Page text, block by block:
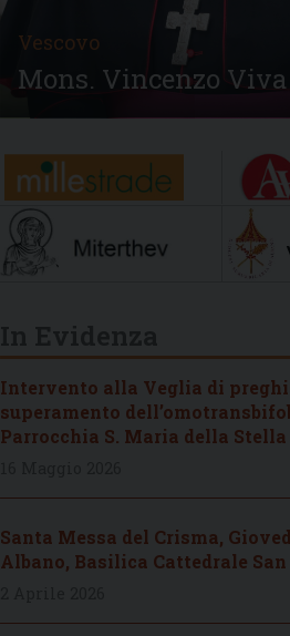
Vescovo
Mons. Vincenzo Viva
Intervento alla Veglia di
superamento
Parrocchia S. Maria della Stella
Santa Messa del Crisma,
Albano, Basilica Cattedrale